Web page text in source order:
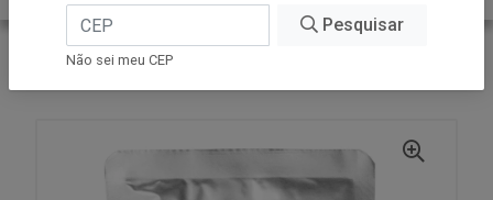
INÍCIO
COOXUPE CAFES
Pesquisar
Não sei meu CEP